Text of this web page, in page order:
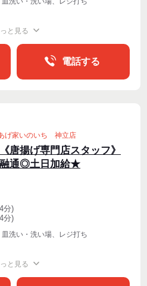
と見る
電話する
げ家いのいち 神立店
唐揚げ専門店スタッフ》
融通◎土日加給★
分)
分)
洗い・洗い場、レジ打ち
と見る